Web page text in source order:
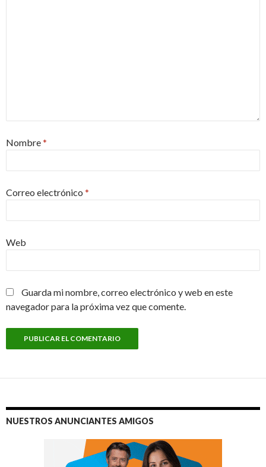
Nombre*
Correo electrónico *
Web
Guarda mi nombre, correo electrónico y web en este
navegador para la próxima vez que comente.
NUESTROS ANUNCIANTES AMIGOS